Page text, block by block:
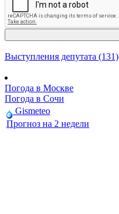
Выступления депутата (131)
Погода в Москве
Погода в Сочи
Gismeteo
Прогноз на 2 недели